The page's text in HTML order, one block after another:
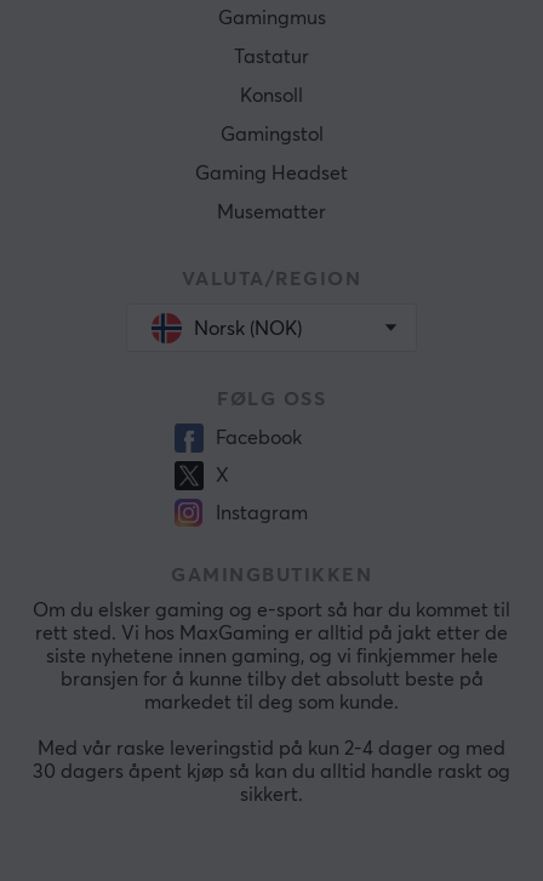
Gamingmus
Tastatur
Konsoll
Gamingstol
Gaming Headset
Musematter
VALUTA/REGION
Norsk (NOK)
FØLG OSS
Facebook
X
Instagram
GAMINGBUTIKKEN
Om du elsker gaming og e-sport så har du kommet til
rett sted. Vi hos MaxGaming er alltid på jakt etter de
siste nyhetene innen gaming, og vi finkjemmer hele
bransjen for å kunne tilby det absolutt beste på
markedet til deg som kunde.
Med vår raske leveringstid på kun 2-4 dager og med
30 dagers åpent kjøp så kan du alltid handle raskt og
sikkert.